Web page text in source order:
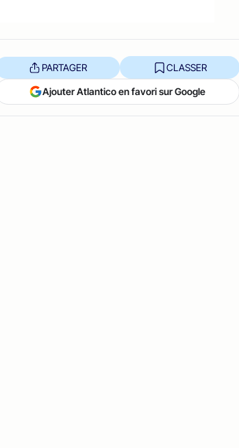
PARTAGER CLASSER
Ajouter Atlantico en favori sur Google